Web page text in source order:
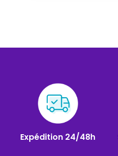
Expédition 24/48h